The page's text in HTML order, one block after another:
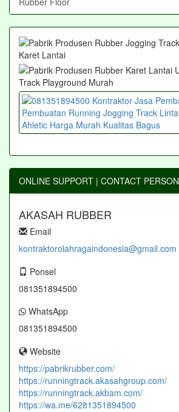
ONLINE SUPPORT | CONTACT PERSON
AKASAH RUBBER
Email
kontraktorolahragaindonesia@gmail.com
Ponsel
081351894500
WhatsApp
081351894500
Website
https://pabrikrubber.com/
https://runningtrack.akasahgroup.com/
https://runningtrack.akbam.com/
https://wa.me/6281351894500